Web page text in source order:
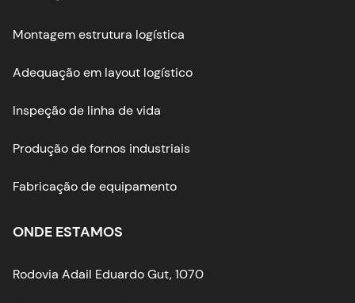
Montagem estrutura logística
Adequação em layout logístico
Inspeção de linha de vida
Produção de fornos industriais
Fabricação de equipamento
ONDE ESTAMOS
Rodovia Adail Eduardo Gut, 1070